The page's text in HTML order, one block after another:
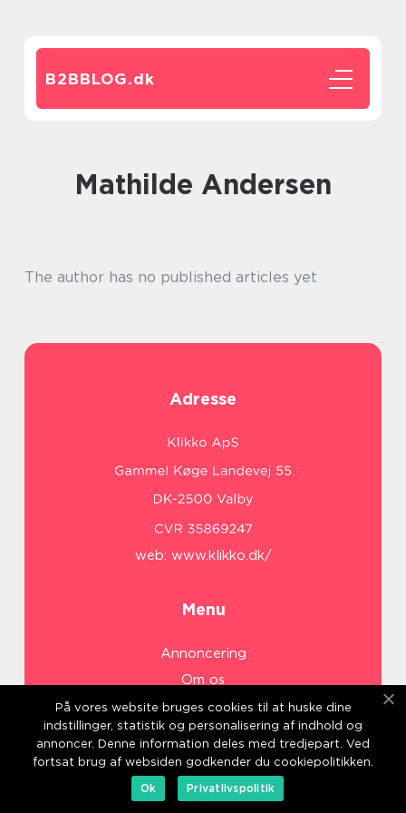
B2BBLOG.dk
Mathilde Andersen
The author has no published articles yet
Adresse
web: www.klikko.dk/
Menu
Annoncering
Om os
Cookies
Kontakt os
Sitemap
På vores website bruges cookies til at huske dine
indstillinger, statistik og personalisering af indhold og
annoncer. Denne information deles med tredjepart. Ved
fortsat brug af websiden godkender du cookiepolitikken.
Ok
Privatlivspolitik